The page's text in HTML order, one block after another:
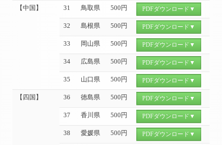
【中国】 31 鳥取県 500円 PDFダウンロード▼
32 島根県 500円 PDFダウンロード▼
33 岡山県 500円 PDFダウンロード▼
34 広島県 500円 PDFダウンロード▼
35 山口県 500円 PDFダウンロード▼
【四国】 36 徳島県 500円 PDFダウンロード▼
37 香川県 500円 PDFダウンロード▼
38 愛媛県 500円 PDFダウンロード▼